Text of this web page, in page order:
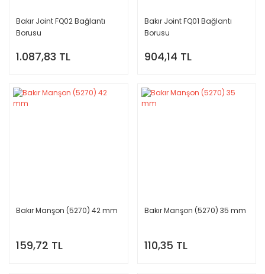
Bakır Joint FQ02 Bağlantı
Borusu
1.087,83 TL
Bakır Joint FQ01 Bağlantı
Borusu
904,14 TL
Bakır Manşon (5270) 42 mm
159,72 TL
Bakır Manşon (5270) 35 mm
110,35 TL